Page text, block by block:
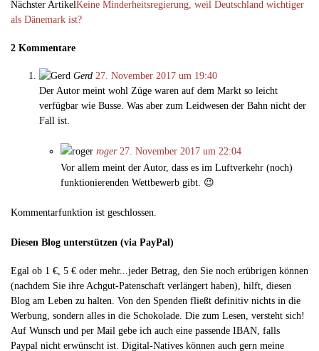
Nächster ArtikelKeine Minderheitsregierung, weil Deutschland wichtiger
als Dänemark ist?
2 Kommentare
Gerd 27. November 2017 um 19:40
Der Autor meint wohl Züge waren auf dem Markt so leicht
verfügbar wie Busse. Was aber zum Leidwesen der Bahn nicht der
Fall ist.
roger 27. November 2017 um 22:04
Vor allem meint der Autor, dass es im Luftverkehr (noch)
funktionierenden Wettbewerb gibt. 😉
Kommentarfunktion ist geschlossen.
Diesen Blog unterstützen (via PayPal)
Egal ob 1 €, 5 € oder mehr...jeder Betrag, den Sie noch erübrigen können
(nachdem Sie ihre Achgut-Patenschaft verlängert haben), hilft, diesen
Blog am Leben zu halten. Von den Spenden fließt definitiv nichts in die
Werbung, sondern alles in die Schokolade. Die zum Lesen, versteht sich!
Auf Wunsch und per Mail gebe ich auch eine passende IBAN, falls
Paypal nicht erwünscht ist. Digital-Natives können auch gern meine